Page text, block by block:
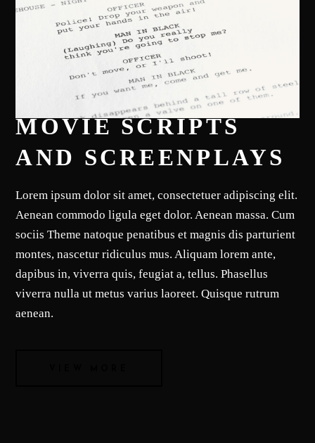
MOVIE SCRIPTS
AND SCREENPLAYS
Lorem ipsum dolor sit amet, consectetuer adipiscing elit.
Aenean commodo ligula eget dolor. Aenean massa. Cum
sociis Theme natoque penatibus et magnis dis parturient
montes, nascetur ridiculus mus. Aliquam lorem ante,
dapibus in, viverra quis, feugiat a, tellus. Phasellus
viverra nulla ut metus varius laoreet. Quisque rutrum
aenean.